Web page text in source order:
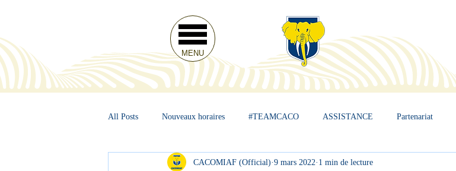
MENU
All Posts Nouveaux horaires #TEAMCACO ASSISTANCE Partenariat
CACOMIAF (Official) 9 mars 2022 1 min de lecture